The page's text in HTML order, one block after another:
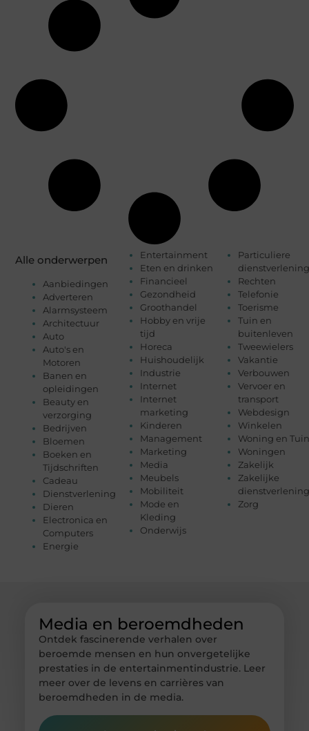
Alle onderwerpen
Aanbiedingen
Adverteren
Alarmsysteem
Architectuur
Auto
Auto's en
Motoren
Banen en
opleidingen
Beauty en
verzorging
Bedrijven
Bloemen
Boeken en
Tijdschriften
Cadeau
Dienstverlening
Dieren
Electronica en
Computers
Energie
Entertainment
Eten en drinken
Financieel
Gezondheid
Groothandel
Hobby en vrije
tijd
Horeca
Huishoudelijk
Industrie
Internet
Internet
marketing
Kinderen
Management
Marketing
Media
Meubels
Mobiliteit
Mode en
Kleding
Onderwijs
Particuliere
dienstverlening
Rechten
Telefonie
Toerisme
Tuin en
buitenleven
Tweewielers
Vakantie
Verbouwen
Vervoer en
transport
Webdesign
Winkelen
Woning en Tuin
Woningen
Zakelijk
Zakelijke
dienstverlening
Zorg
Media en beroemdheden
Ontdek fascinerende verhalen over
beroemde mensen en hun onvergetelijke
prestaties in de entertainmentindustrie. Leer
meer over de levens en carrières van
beroemdheden in de media.